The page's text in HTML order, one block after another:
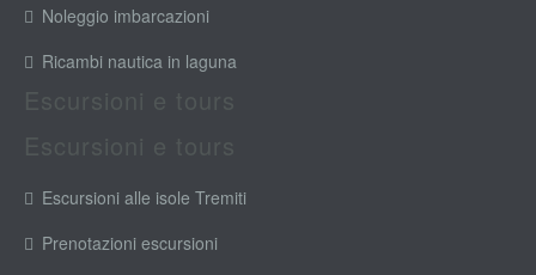
Noleggio imbarcazioni
Ricambi nautica in laguna
Escursioni alle isole Tremiti
Prenotazioni escursioni